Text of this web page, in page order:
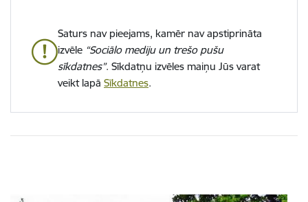
Saturs nav pieejams, kamēr nav apstiprināta
izvēle “Sociālo mediju un trešo pušu
sīkdatnes”. Sīkdatņu izvēles maiņu Jūs varat
veikt lapā Sīkdatnes.